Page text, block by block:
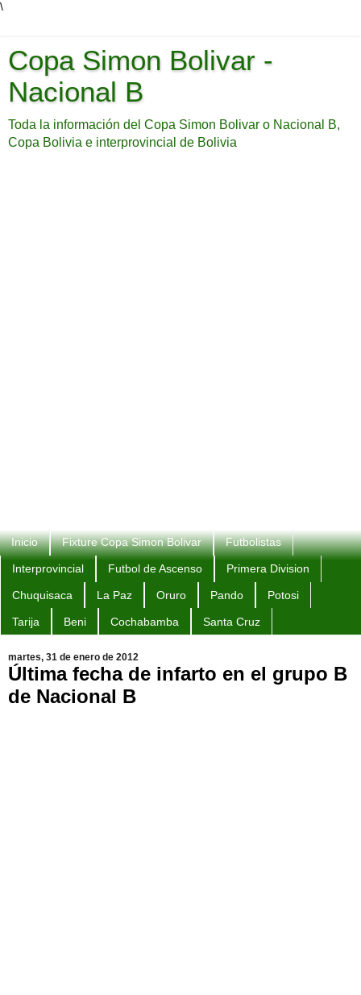
\
Copa Simon Bolivar -
Nacional B
Toda la información del Copa Simon Bolivar o Nacional B,
Copa Bolivia e interprovincial de Bolivia
Inicio Fixture Copa Simon Bolivar Futbolistas
Interprovincial Futbol de Ascenso Primera Division
Chuquisaca La Paz Oruro Pando Potosi
Tarija Beni Cochabamba Santa Cruz
martes, 31 de enero de 2012
Última fecha de infarto en el grupo B
de Nacional B